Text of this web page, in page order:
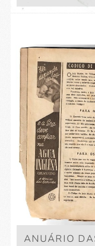
ANUÁRIO